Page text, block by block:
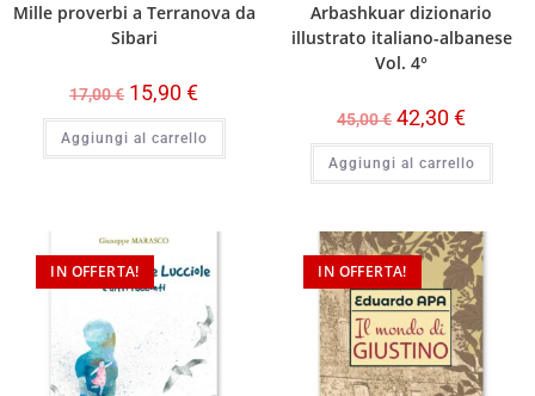
Mille proverbi a Terranova da
Sibari
17,00€ 15,90€
Aggiungi al carrello
Arbashkuar dizionario
illustrato italiano-albanese
Vol. 4°
45,00€ 42,30€
Aggiungi al carrello
IN OFFERTA! ESAURITO
IN OFFERTA!